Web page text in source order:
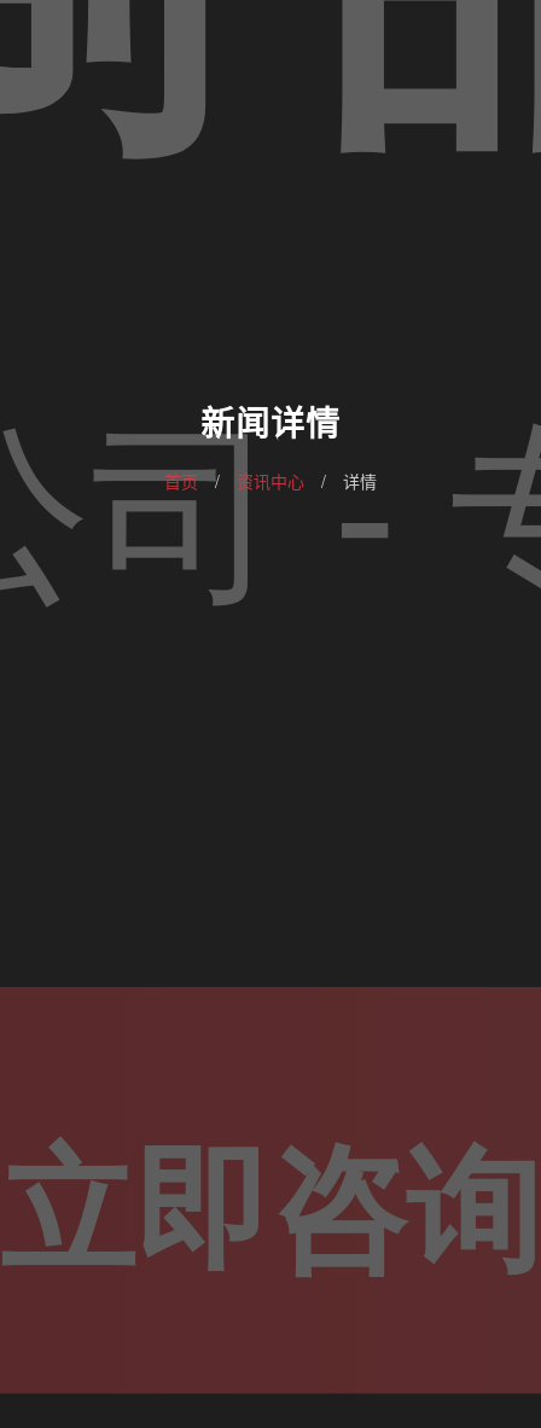
新闻详情
首页 / 资讯中心 / 详情